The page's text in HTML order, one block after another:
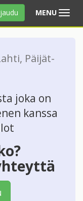
MENU Avaa
valikko
, Päijät-
joka on
kanssa